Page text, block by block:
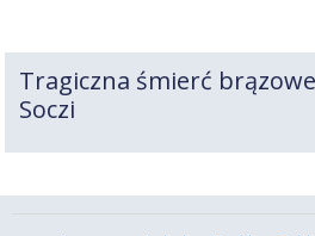
Tragiczna śmierć
Soczi